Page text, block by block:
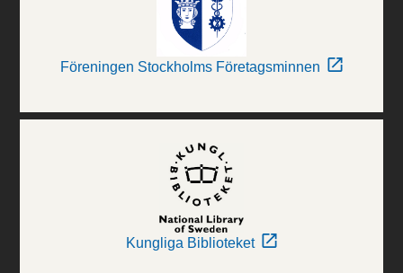
Föreningen Stockholms Företagsminnen
Kungliga Biblioteket